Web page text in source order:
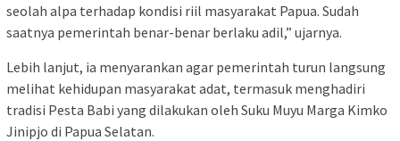
seolah alpa terhadap kondisi riil masyarakat Papua. Sudah
saatnya pemerintah benar-benar berlaku adil,” ujarnya.
Lebih lanjut, ia menyarankan agar pemerintah turun langsung
melihat kehidupan masyarakat adat, termasuk menghadiri
tradisi Pesta Babi yang dilakukan oleh Suku Muyu Marga Kimko
Jinipjo di Papua Selatan.